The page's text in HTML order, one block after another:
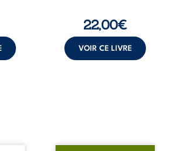
22,00€
VOIR CE LIVRE